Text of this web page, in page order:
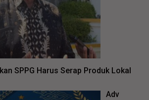
SPPG Harus Serap Produk Lokal
Adv